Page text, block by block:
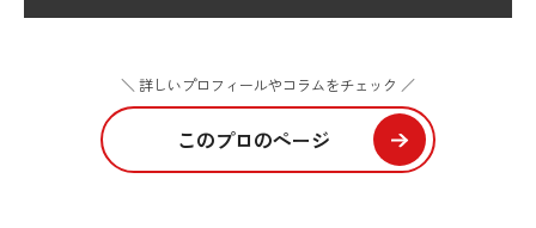
＼ 詳しいプロフィールやコラムをチェック ／
このプロのページ